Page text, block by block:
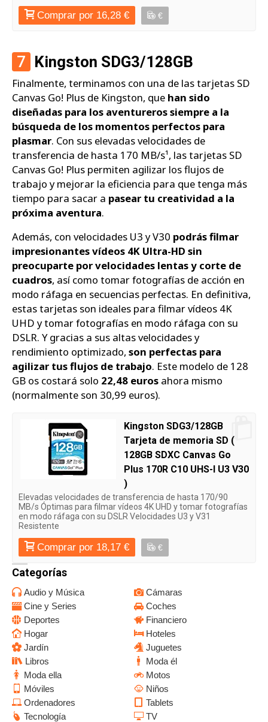
Comprar por 16,28 € €
7 Kingston SDG3/128GB
Finalmente, terminamos con una de las tarjetas SD
Canvas Go! Plus de Kingston, que han sido
diseñadas para los aventureros siempre a la
búsqueda de los momentos perfectos para
plasmar. Con sus elevadas velocidades de
transferencia de hasta 170 MB/s¹, las tarjetas SD
Canvas Go! Plus permiten agilizar los flujos de
trabajo y mejorar la eficiencia para que tenga más
tiempo para sacar a pasear tu creatividad a la
próxima aventura.
Además, con velocidades U3 y V30 podrás filmar
impresionantes vídeos 4K Ultra-HD sin
preocuparte por velocidades lentas y corte de
cuadros, así como tomar fotografías de acción en
modo ráfaga en secuencias perfectas. En definitiva,
estas tarjetas son ideales para filmar vídeos 4K
UHD y tomar fotografías en modo ráfaga con su
DSLR. Y gracias a sus altas velocidades y
rendimiento optimizado, son perfectas para
agilizar tus flujos de trabajo. Este modelo de 128
GB os costará solo 22,48 euros ahora mismo
(normalmente son 30,99 euros).
Kingston SDG3/128GB
Tarjeta de memoria SD (
128GB SDXC Canvas Go
Plus 170R C10 UHS-I U3 V30
)
Elevadas velocidades de transferencia de hasta 170/90
MB/s Óptimas para filmar vídeos 4K UHD y tomar fotografías
en modo ráfaga con su DSLR Velocidades U3 y V31
Resistente
Comprar por 18,17 € €
Categorías
Audio y Música
Cámaras
Cine y Series
Coches
Deportes
Financiero
Hogar
Hoteles
Jardín
Juguetes
Libros
Moda él
Moda ella
Motos
Móviles
Niños
Ordenadores
Tablets
Tecnología
TV